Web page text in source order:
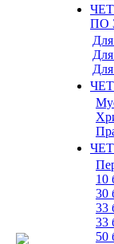
ПО
10
30
33
33
50